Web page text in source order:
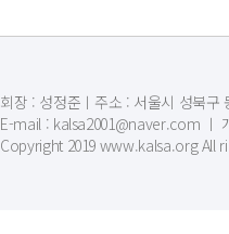
회장 : 성정준ㅣ주소 : 서울시 성북구
E-mail : kalsa2001@naver.com ㅣ
Copyright 2019 www.kalsa.org All